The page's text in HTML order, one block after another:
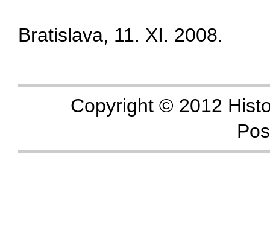
Bratislava, 11. XI. 2008.
Copyright © 2012